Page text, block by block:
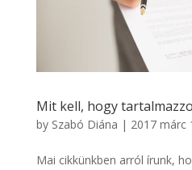
Mit kell, hogy
by Szabó Diána | 2017 márc
Mai cikkünkben arról írunk,